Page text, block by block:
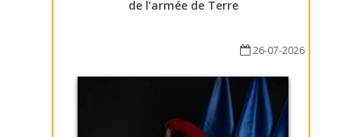
de l’armée de Terre
26-07-2026